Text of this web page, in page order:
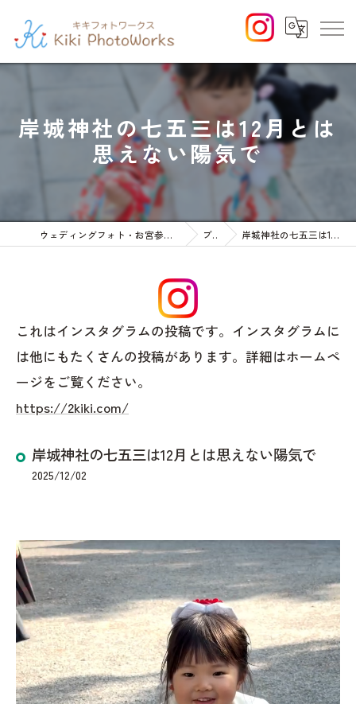
岸城神社の七五三は12月とは
思えない陽気で
ウェディングフォト・お宮参りや七五三等のファミリーフォト ブログ 岸城神社の七五三は12月とは思えない陽気で
岸城神社の七五三は12月とは思えない陽気で
2025/12/02
これはインスタグラムの投稿です。インスタグラムに
は他にもたくさんの投稿があります。詳細はホームペ
ージをご覧ください。
https://2kiki.com/